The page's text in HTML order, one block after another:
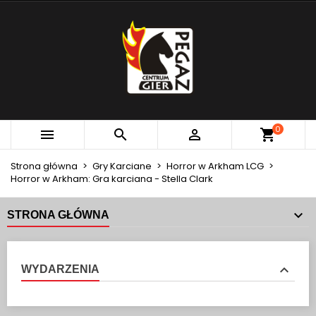
   0
Strona główna Gry Karciane
Horror w Arkham LCG
Horror w Arkham: Gra karciana - Stella Clark
STRONA GŁÓWNA
WYDARZENIA
MOJE LISTY ŻYCZEŃ
Utwórz nową listę
UTWÓRZ LISTĘ ŻYCZEŃ
Utwórz listę życzeń
ZALOGUJ SIĘ
MUSISZ BYĆ ZALOGOWANY BY ZAPISAĆ PRODUKTY
NA SWOJEJ LIŚCIE ŻYCZEŃ.
Anuluj Zaloguj się